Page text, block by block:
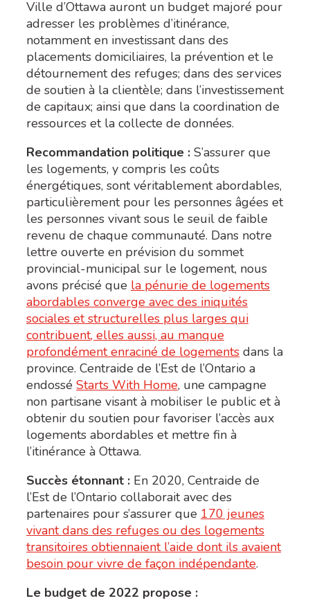
Ville d’Ottawa auront un budget majoré pour
adresser les problèmes d’itinérance,
notamment en investissant dans des
placements domiciliaires, la prévention et le
détournement des refuges; dans des services
de soutien à la clientèle; dans l’investissement
de capitaux; ainsi que dans la coordination de
ressources et la collecte de données.
Recommandation politique : S’assurer que
les logements, y compris les coûts
énergétiques, sont véritablement abordables,
particulièrement pour les personnes âgées et
les personnes vivant sous le seuil de faible
revenu de chaque communauté. Dans notre
lettre ouverte en prévision du sommet
provincial-municipal sur le logement, nous
avons précisé que la pénurie de logements
abordables converge avec des iniquités
sociales et structurelles plus larges qui
contribuent, elles aussi, au manque
profondément enraciné de logements dans la
province. Centraide de l’Est de l’Ontario a
endossé Starts With Home, une campagne
non partisane visant à mobiliser le public et à
obtenir du soutien pour favoriser l’accès aux
logements abordables et mettre fin à
l’itinérance à Ottawa.
Succès étonnant : En 2020, Centraide de
l’Est de l’Ontario collaborait avec des
partenaires pour s’assurer que 170 jeunes
vivant dans des refuges ou des logements
transitoires obtiennaient l’aide dont ils avaient
besoin pour vivre de façon indépendante.
Le budget de 2022 propose :